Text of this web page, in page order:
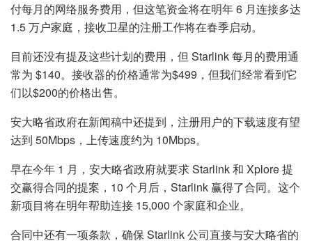
付每月的网络服务费用，但这笔资金将在明年 6 月连接多达
1.5 万户家庭，接收卫星的注册工作将在春季启动。
目前还没有提及这些计划的费用，但 Starlink 每月的费用通
常为 $140。接收器的价格通常为$499，但我们经常看到它
们以$200的价格出售。
安大略省政府在新闻稿中还提到，注册用户的下载速度有望
达到 50Mbps，上传速度约为 10Mbps。
早在今年 1 月，安大略省政府就要求 Starlink 和 Xplore 提
交赢得合同的提案，10 个月后，Starlink 赢得了合同。这个
新项目将在明年帮助连接 15,000 个家庭和企业。
合同中还有一项条款，确保 Starlink 公司直接与安大略省的